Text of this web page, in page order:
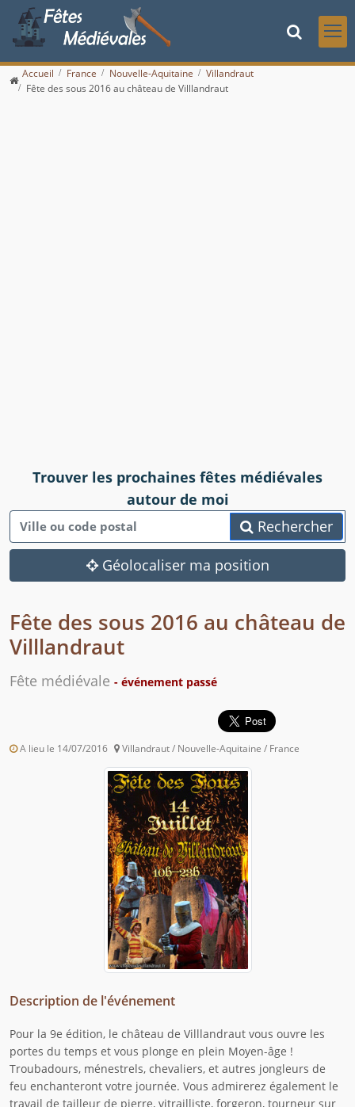
Accueil France Nouvelle-Aquitaine
Villandraut
Fête des sous 2016 au château de Villlandraut
Trouver les prochaines fêtes médiévales
autour de moi
Rechercher
Géolocaliser ma position
Fête des sous 2016 au château de
Villlandraut
Fête médiévale - événement passé
A lieu le 14/07/2016 Villandraut / Nouvelle-Aquitaine / France
Description de l'événement
Pour la 9e édition, le château de Villlandraut vous ouvre les
portes du temps et vous plonge en plein Moyen-âge !
Troubadours, ménestrels, chevaliers, et autres jongleurs de
feu enchanteront votre journée. Vous admirerez également le
travail de tailleur de pierre, vitrailliste, forgeron, tourneur sur